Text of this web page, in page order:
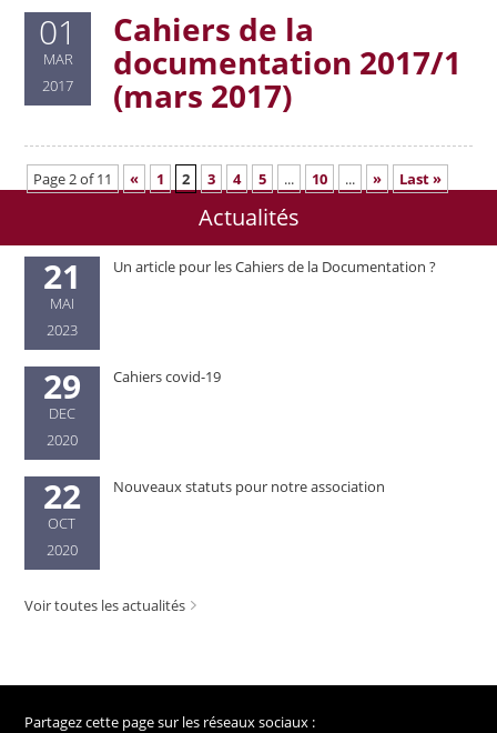
01
MAR
2017
Cahiers de la
documentation 2017/1
(mars 2017)
Page 2 of 11 « 1 2 3 4 5 ... 10 ... » Last »
Actualités
21
MAI
2023
Un article pour les Cahiers de la Documentation ?
29
DEC
2020
Cahiers covid-19
22
OCT
2020
Nouveaux statuts pour notre association
Voir toutes les actualités
Partagez cette page sur les réseaux sociaux :